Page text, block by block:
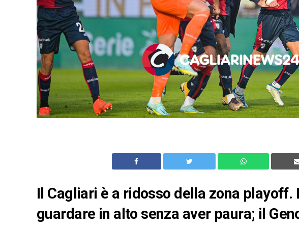
Il Cagliari è a ridosso della zona playoff.
guardare in alto senza aver paura; il